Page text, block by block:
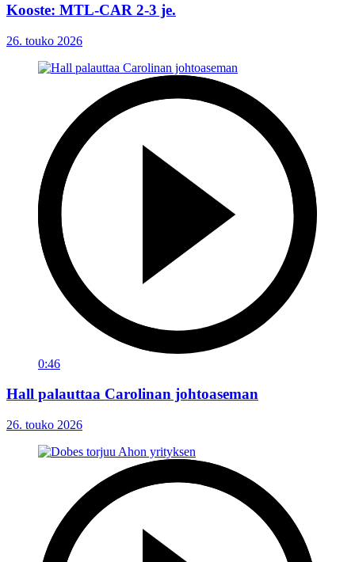
Kooste: MTL-CAR 2-3 je.
26. touko 2026
0:46
Hall palauttaa Carolinan johtoaseman
26. touko 2026